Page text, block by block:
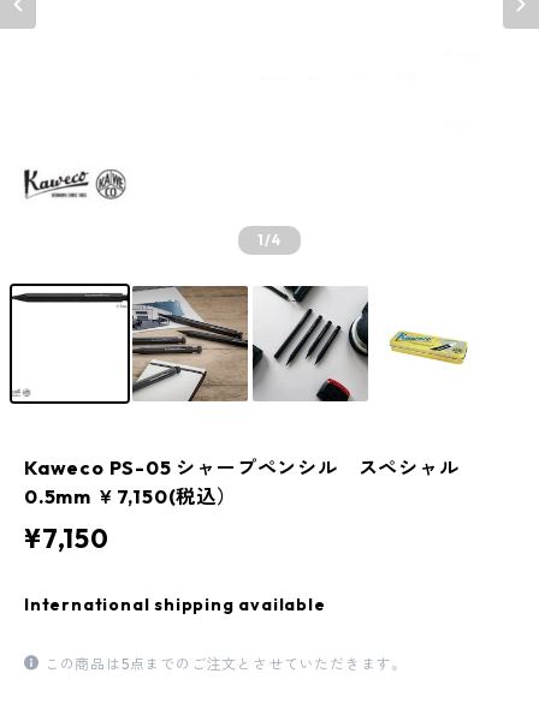
1/4
Kaweco PS-05 シャープペンシル スペシャル
0.5mm ￥7,150(税込）
¥7,150
International shipping available
この商品は5点までのご注文とさせていただきます。